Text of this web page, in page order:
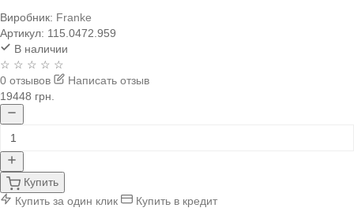
Виробник: Franke
Артикул: 115.0472.959
В наличии
☆ ☆ ☆ ☆ ☆
0 отзывов
Написать отзыв
19448 грн.
Купить
Купить за один клик
Купить в кредит